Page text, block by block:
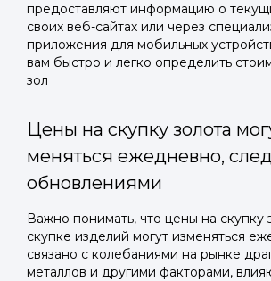
предоставляют информацию о
своих веб-сайтах или через
приложения для мобильных
вам быстро и легко определить
зол
Цены на скупку золота
меняться ежедневно,
обновлениями
Важно понимать, что цены на скупку
скупке изделий могут изменяться
связано с колебаниями на рынке
металлов и другими факторами,